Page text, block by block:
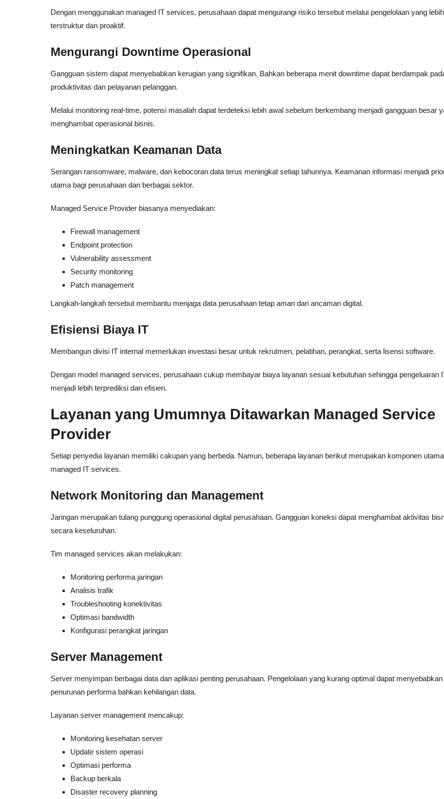
Dengan menggunakan managed IT services, perusahaan dapat mengurangi risiko tersebut melalui pengelolaan yang lebih
terstruktur dan proaktif.
Mengurangi Downtime Operasional
Gangguan sistem dapat menyebabkan kerugian yang signifikan. Bahkan beberapa menit downtime dapat berdampak
produktivitas dan pelayanan pelanggan.
Melalui monitoring real-time, potensi masalah dapat terdeteksi lebih awal sebelum berkembang menjadi gangguan besar
menghambat operasional bisnis.
Meningkatkan Keamanan Data
Serangan ransomware, malware, dan kebocoran data terus meningkat setiap tahunnya. Keamanan informasi menjadi
utama bagi perusahaan dari berbagai sektor.
Managed Service Provider biasanya menyediakan:
Firewall management
Endpoint protection
Vulnerability assessment
Security monitoring
Patch management
Langkah-langkah tersebut membantu menjaga data perusahaan tetap aman dari ancaman digital.
Efisiensi Biaya IT
Membangun divisi IT internal memerlukan investasi besar untuk rekrutmen, pelatihan, perangkat, serta lisensi software.
Dengan model managed services, perusahaan cukup membayar biaya layanan sesuai kebutuhan sehingga pengeluaran
menjadi lebih terprediksi dan efisien.
Layanan yang Umumnya Ditawarkan Managed Service
Provider
Setiap penyedia layanan memiliki cakupan yang berbeda. Namun, beberapa layanan berikut merupakan komponen
managed IT services.
Network Monitoring dan Management
Jaringan merupakan tulang punggung operasional digital perusahaan. Gangguan koneksi dapat menghambat aktivitas
secara keseluruhan.
Tim managed services akan melakukan:
Monitoring performa jaringan
Analisis trafik
Troubleshooting konektivitas
Optimasi bandwidth
Konfigurasi perangkat jaringan
Server Management
Server menyimpan berbagai data dan aplikasi penting perusahaan. Pengelolaan yang kurang optimal dapat menyebabkan
penurunan performa bahkan kehilangan data.
Layanan server management mencakup:
Monitoring kesehatan server
Update sistem operasi
Optimasi performa
Backup berkala
Disaster recovery planning